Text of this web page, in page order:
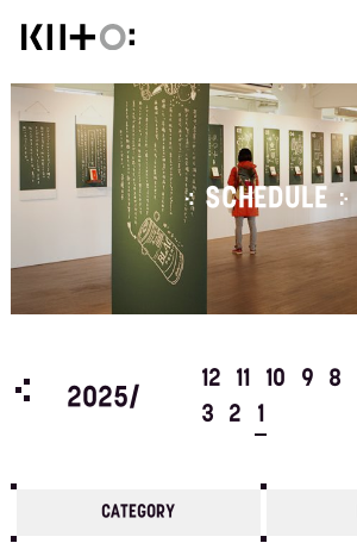
SCHEDULE
4
2025/
12 11 10 9 8
3
2 1
CATEGORY